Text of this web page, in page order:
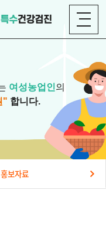
여성농업인의
" 합니다.
홍보자료